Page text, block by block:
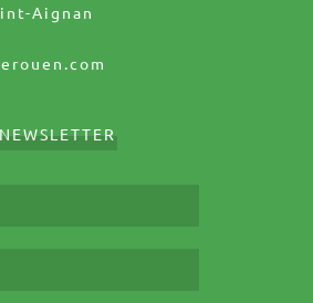
Aignan
NEWSLETTER